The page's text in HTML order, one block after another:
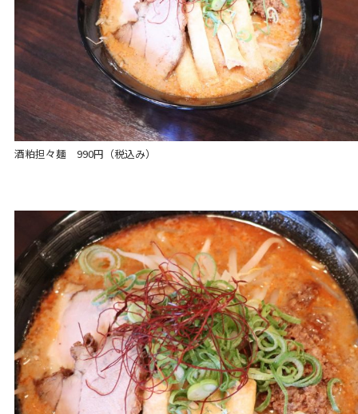
酒粕担々麺 990円（税込み）